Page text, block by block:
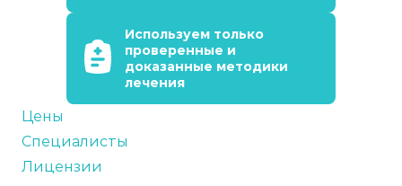
Используем только
проверенные и
доказанные методики
лечения
Цены
Специалисты
Лицензии